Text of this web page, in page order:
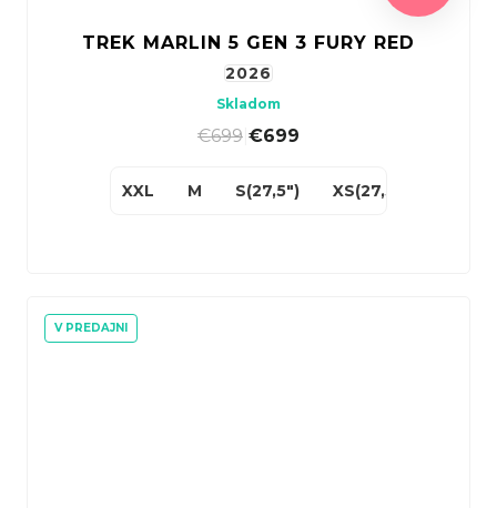
TREK MARLIN 5 GEN 3 FURY RED
2026
Skladom
€699 €699
XXL M S(27,5") XS(27,5")
V PREDAJNI